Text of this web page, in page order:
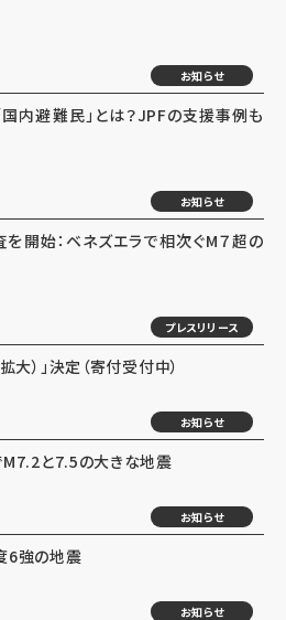
お知らせ
国内避難民」とは？JPFの支援事例も
お知らせ
開始：ベネズエラで相次ぐM７超の
プレスリリース
）」決定（寄付受付中）
お知らせ
M7.2と7.5の大きな地震
お知らせ
6強の地震
お知らせ